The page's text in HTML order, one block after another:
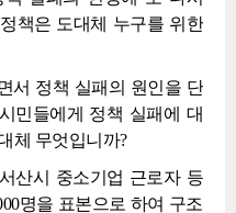
책은 도대체 누구를 위한
서 정책 실패의 원인을 단
민들에게 정책 실패에 대
체 무엇입니까?
산시 중소기업 근로자 등
명을 표본으로 하여 구조